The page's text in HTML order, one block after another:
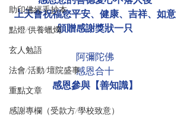
助印佛經手抄本
點燈/供養蠟燭
玄人勉語
法會/活動/壇院盛事
重點文章
感謝專欄（受款方/學校致意）
上天會祝福您平安、健康、吉祥、如意
頒贈感謝獎狀一只
阿彌陀佛
感恩合十
感恩參與【善知識】